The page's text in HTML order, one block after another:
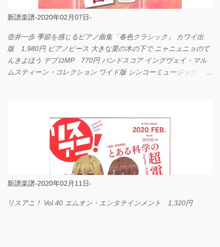
新譜楽譜-2020年02月07日-
壺井一歩 季節を感じるピアノ曲集「春色クラシック」 カワイ出
版 1,980円 ピアノピース 大きな栗の木の下で ニャニュニョのて
んきよほう デプロMP 770円 バンドスコア イングヴェイ・マル
ムスティーン・コレクション ワイド版 シンコーミュージック
新譜楽譜-2020年02月11日-
リスアニ！ Vol.40 エムオン・エンタテインメント 1,320円